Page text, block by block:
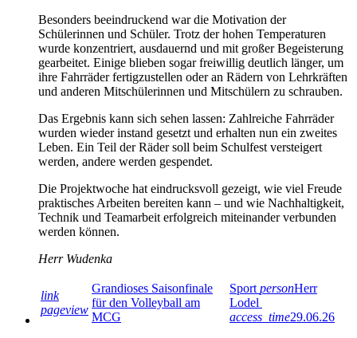
Besonders beeindruckend war die Motivation der
Schülerinnen und Schüler. Trotz der hohen Temperaturen
wurde konzentriert, ausdauernd und mit großer Begeisterung
gearbeitet. Einige blieben sogar freiwillig deutlich länger, um
ihre Fahrräder fertigzustellen oder an Rädern von Lehrkräften
und anderen Mitschülerinnen und Mitschülern zu schrauben.
Das Ergebnis kann sich sehen lassen: Zahlreiche Fahrräder
wurden wieder instand gesetzt und erhalten nun ein zweites
Leben. Ein Teil der Räder soll beim Schulfest versteigert
werden, andere werden gespendet.
Die Projektwoche hat eindrucksvoll gezeigt, wie viel Freude
praktisches Arbeiten bereiten kann – und wie Nachhaltigkeit,
Technik und Teamarbeit erfolgreich miteinander verbunden
werden können.
Herr Wudenka
link
pageview
Grandioses Saisonfinale
für den Volleyball am
MCG
Sport personHerr
Lodel
access_time29.06.26